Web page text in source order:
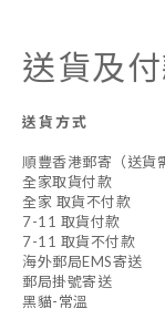
送貨及
送貨方式
順豐香港郵寄（送貨
全家取貨付款
全家 取貨不付款
7-11 取貨付款
7-11 取貨不付款
海外郵局EMS寄送
郵局掛號寄送
黑貓-常溫